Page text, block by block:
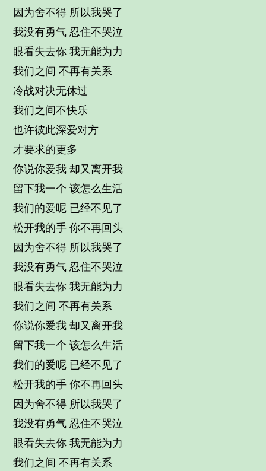
因为舍不得 所以我哭了
我没有勇气 忍住不哭泣
眼看失去你 我无能为力
我们之间 不再有关系
冷战对决无休过
我们之间不快乐
也许彼此深爱对方
才要求的更多
你说你爱我 却又离开我
留下我一个 该怎么生活
我们的爱呢 已经不见了
松开我的手 你不再回头
因为舍不得 所以我哭了
我没有勇气 忍住不哭泣
眼看失去你 我无能为力
我们之间 不再有关系
你说你爱我 却又离开我
留下我一个 该怎么生活
我们的爱呢 已经不见了
松开我的手 你不再回头
因为舍不得 所以我哭了
我没有勇气 忍住不哭泣
眼看失去你 我无能为力
我们之间 不再有关系